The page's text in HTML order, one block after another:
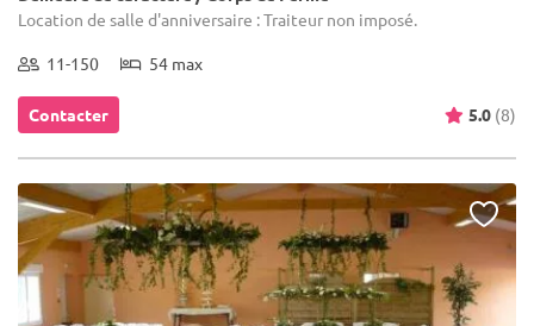
Location de salle d'anniversaire : Traiteur non imposé.
11-150 54 max
Contacter 5.0 (8)